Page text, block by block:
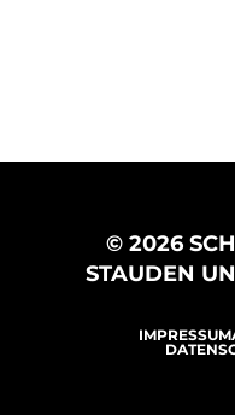
© 2026
STAUDEN
IMPRESSUM